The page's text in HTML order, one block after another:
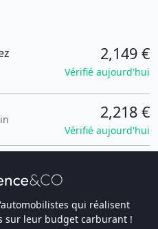
2,149 €
Vérifié aujourd'hui
2,218 €
Vérifié aujourd'hui
qui réalisent
sur leur budget carburant !